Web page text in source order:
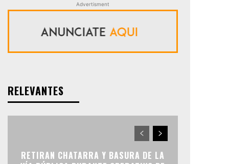
Advertisment
RELEVANTES
RETIRAN CHATARRA Y BASURA DE LA